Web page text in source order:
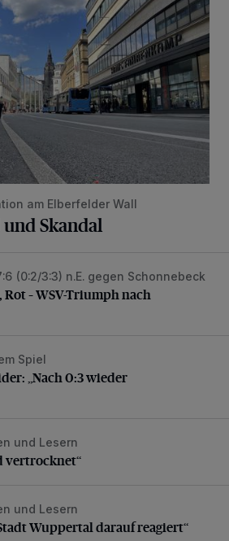
am Elberfelder Wall
Skandal
Rot – WSV-Triumph nach
(0:2/3:3) n.E. gegen Schonnebeck
– WSV-Triumph nach
„Nach 0:3 wieder aufgestanden“
Spiel
„Nach 0:3 wieder
vertrocknet“
und Lesern
vertrocknet“
Wuppertal darauf reagiert“
und Lesern
Wuppertal darauf reagiert“